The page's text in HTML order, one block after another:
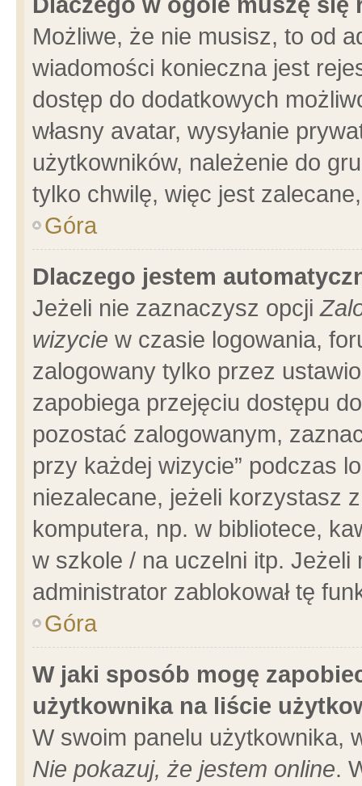
Możliwe, że nie musisz, to od
wiadomości konieczna jest
dostęp do dodatkowych
własny avatar, wysyłanie
użytkowników, należenie do
tylko chwilę, więc jest
Góra
Dlaczego jestem
Jeżeli nie zaznaczysz opcji
wizycie w czasie logowania,
zalogowany tylko przez
zapobiega przejęciu dostępu
pozostać zalogowanym,
przy każdej wizycie” podczas
niezalecane, jeżeli korzystasz
komputera, np. w bibliotece,
w szkole / na uczelni itp.
administrator zablokował tę
Góra
W jaki sposób mogę
użytkownika na liście
W swoim panelu użytkownika,
Nie pokazuj, że jestem online.